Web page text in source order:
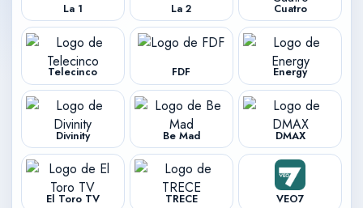
La 1 La 2 Cuatro
Telecinco FDF Energy
Divinity Be Mad DMAX
El Toro TV TRECE VEO7